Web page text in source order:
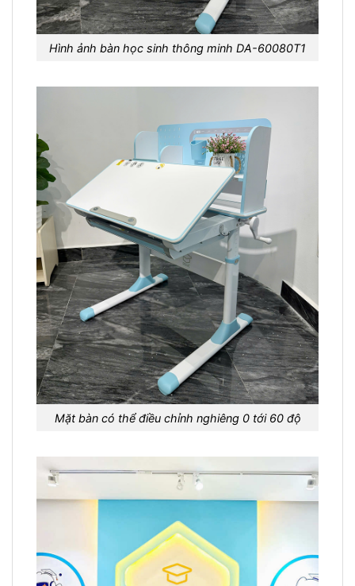
Hình ảnh bàn học sinh thông minh DA-60080T1
Mặt bàn có thể điều chỉnh nghiêng 0 tới 60 độ